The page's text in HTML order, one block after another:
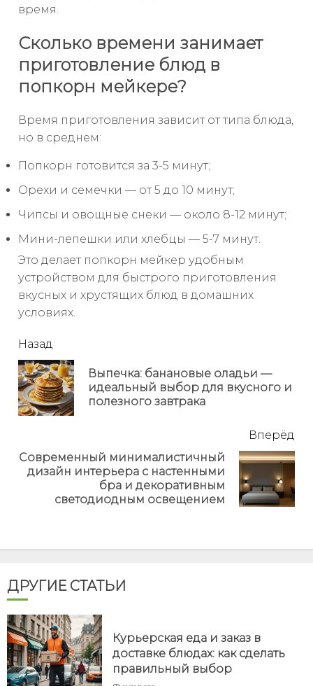
время.
Сколько времени занимает
приготовление блюд в
попкорн мейкере?
Время приготовления зависит от типа блюда,
но в среднем:
Попкорн готовится за 3-5 минут;
Орехи и семечки — от 5 до 10 минут;
Чипсы и овощные снеки — около 8-12 минут;
Мини-лепешки или хлебцы — 5-7 минут.
Это делает попкорн мейкер удобным
устройством для быстрого приготовления
вкусных и хрустящих блюд в домашних
условиях.
читать
еще
Назад
Выпечка: банановые оладьи —
идеальный выбор для вкусного и
полезного завтрака
Вперёд
Next
Современный минималистичный
дизайн интерьера с настенными
бра и декоративным
светодиодным освещением
ДРУГИЕ СТАТЬИ
Курьерская еда и заказ в
доставке блюдах: как сделать
правильный выбор